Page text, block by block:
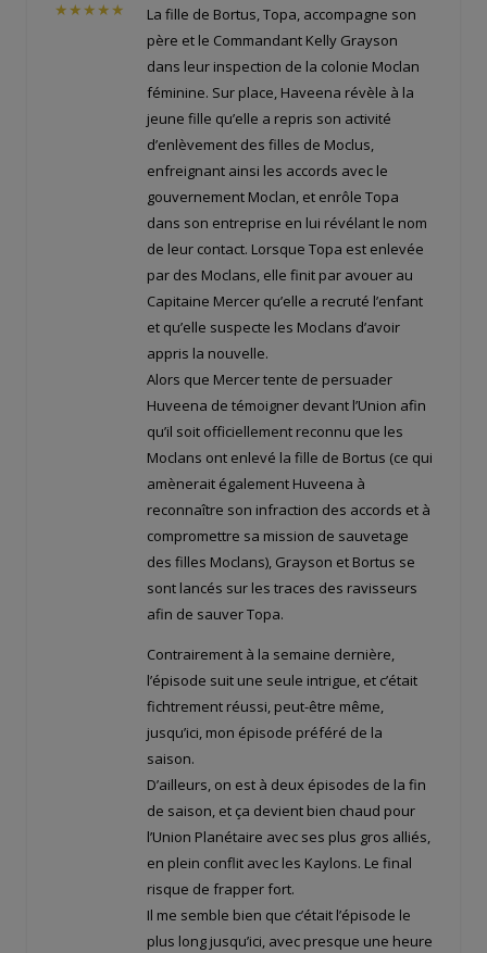
★★★★★
La fille de Bortus, Topa, accompagne son
père et le Commandant Kelly Grayson
dans leur inspection de la colonie Moclan
féminine. Sur place, Haveena révèle à la
jeune fille qu’elle a repris son activité
d’enlèvement des filles de Moclus,
enfreignant ainsi les accords avec le
gouvernement Moclan, et enrôle Topa
dans son entreprise en lui révélant le nom
de leur contact. Lorsque Topa est enlevée
par des Moclans, elle finit par avouer au
Capitaine Mercer qu’elle a recruté l’enfant
et qu’elle suspecte les Moclans d’avoir
appris la nouvelle.
Alors que Mercer tente de persuader
Huveena de témoigner devant l’Union afin
qu’il soit officiellement reconnu que les
Moclans ont enlevé la fille de Bortus (ce qui
amènerait également Huveena à
reconnaître son infraction des accords et à
compromettre sa mission de sauvetage
des filles Moclans), Grayson et Bortus se
sont lancés sur les traces des ravisseurs
afin de sauver Topa.
Contrairement à la semaine dernière,
l’épisode suit une seule intrigue, et c’était
fichtrement réussi, peut-être même,
jusqu’ici, mon épisode préféré de la
saison.
D’ailleurs, on est à deux épisodes de la fin
de saison, et ça devient bien chaud pour
l’Union Planétaire avec ses plus gros alliés,
en plein conflit avec les Kaylons. Le final
risque de frapper fort.
Il me semble bien que c’était l’épisode le
plus long jusqu’ici, avec presque une heure